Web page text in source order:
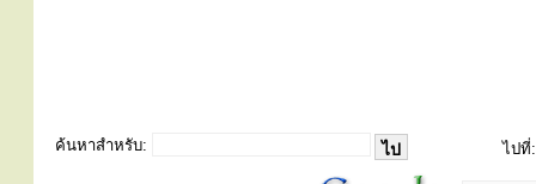
ค้นหาสำหรับ: ไปที่: